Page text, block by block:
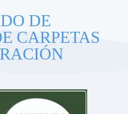
DE
CARPETAS